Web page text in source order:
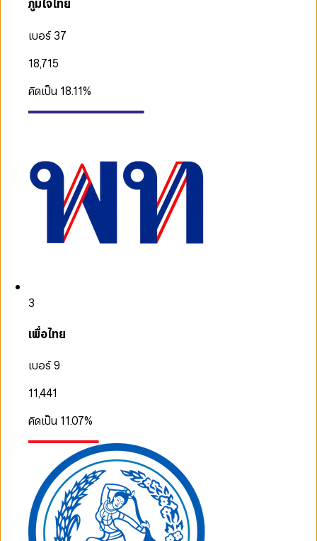
ภูมิใจไทย
เบอร์ 37
18,715
คิดเป็น 18.11%
3
เพื่อไทย
เบอร์ 9
11,441
คิดเป็น 11.07%